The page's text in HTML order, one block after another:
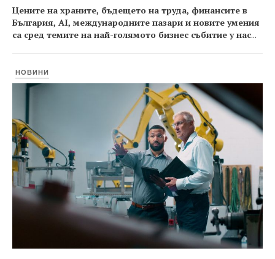
Цените на храните, бъдещето на труда, финансите в
България, AI, международните пазари и новите умения
са сред темите на най-голямото бизнес събитие у нас...
НОВИНИ